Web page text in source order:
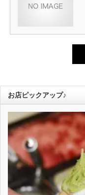
お店ピックアップ♪